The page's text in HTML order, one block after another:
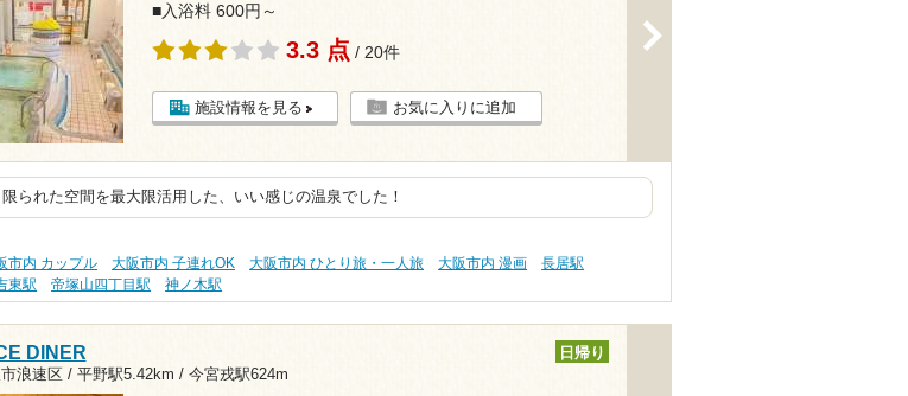
■入浴料 600円～
3.3 点 / 20件
施設情報を見る お気に入りに追加
限られた空間を最大限活用した、いい感じの温泉でした！
市内 カップル 大阪市内 子連れOK 大阪市内 ひとり旅・一人旅 大阪市内 漫画
長居駅
東駅
帝塚山四丁目駅 神ノ木駅
DINER
浪速区 / 平野駅5.42km / 今宮戎駅624m
日帰り